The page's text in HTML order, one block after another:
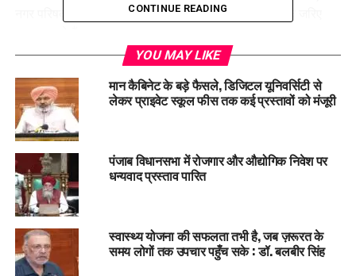
नगर परिषद कर्मचारी और अन्य, डिजिटल वेरिफिकेशन सिस्टम के जरिए
इस डिजिटल सिस्टम की वजह से भ्रष्टाचार कम हुआ है और सेवाएं तेजी से
नागरिकों तक पहुँच रही हैं।
जवाबदेही और प्रोत्साहन
राज्य सरकार ने अधिकारियों की जवाबदेही भी सुनिश्चित की है। जिन
अधिकारियों के पास कोई लंबित काम नहीं है, उन्हें पुरस्कृत किया जाएगा।
वहीं, जो जानबूझकर काम में देरी करेंगे, उन्हें सख्त चेतावनी दी जाएगी। इस
तरह, प्रशासन में
है।
ऑनलाइन सेवाओं का आसान उपयोग
CONTINUE READING
YOU MAY LIKE
मान कैबिनेट के बड़े फैसले, डिजिटल यूनिवर्सिटी से
लेकर प्राइवेट स्कूल फीस तक कई प्रस्तावों को मंजूरी
पंजाब विधानसभा में रोजगार और औद्योगिक निवेश पर
धन्यवाद प्रस्ताव पारित
स्वास्थ्य योजना की सफलता तभी है, जब ज़रूरत के
समय लोगों तक उपचार पहुँच सके : डॉ. बलबीर सिंह